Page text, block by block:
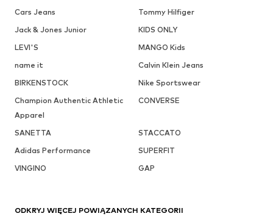
Cars Jeans
Tommy Hilfiger
Jack & Jones Junior
KIDS ONLY
LEVI'S
MANGO Kids
name it
Calvin Klein Jeans
BIRKENSTOCK
Nike Sportswear
Champion Authentic Athletic
Apparel
CONVERSE
SANETTA
STACCATO
Adidas Performance
SUPERFIT
VINGINO
GAP
ODKRYJ WIĘCEJ POWIĄZANYCH KATEGORII